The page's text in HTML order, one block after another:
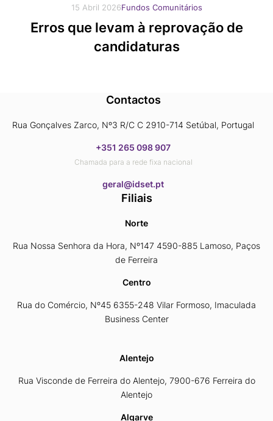
15 Abril 2026Fundos Comunitários
Erros que levam à reprovação de
candidaturas
Contactos
Rua Gonçalves Zarco, Nº3 R/C C 2910-714 Setúbal, Portugal
+351 265 098 907
Chamada para a rede fixa nacional
​​​​​​​geral@idset.pt
Filiais
Norte
Rua Nossa Senhora da Hora, Nº147 4590-885 Lamoso, Paços
de Ferreira
Centro
Rua do Comércio, Nº45 6355-248 Vilar Formoso, Imaculada
Business Center
Alentejo
Rua Visconde de Ferreira do Alentejo, 7900-676 Ferreira do
Alentejo
Algarve